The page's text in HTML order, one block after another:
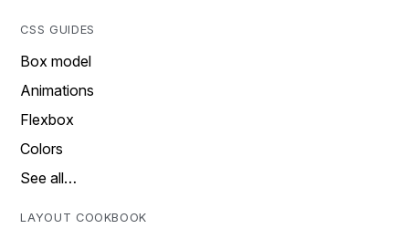
CSS GUIDES
Box model
Animations
Flexbox
Colors
See all…
LAYOUT COOKBOOK